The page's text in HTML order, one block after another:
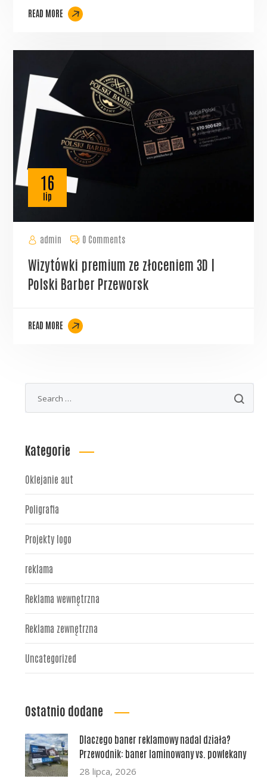
READ MORE
admin
16
lip
0 Comments
Wizytówki premium ze złoceniem 3D |
Polski Barber Przeworsk
READ MORE
Kategorie
Oklejanie aut
Poligrafia
Projekty logo
reklama
Reklama wewnętrzna
Reklama zewnętrzna
Uncategorized
Ostatnio dodane
Dlaczego baner reklamowy nadal działa?
Przewodnik: baner laminowany vs. powlekany
28 lipca, 2026